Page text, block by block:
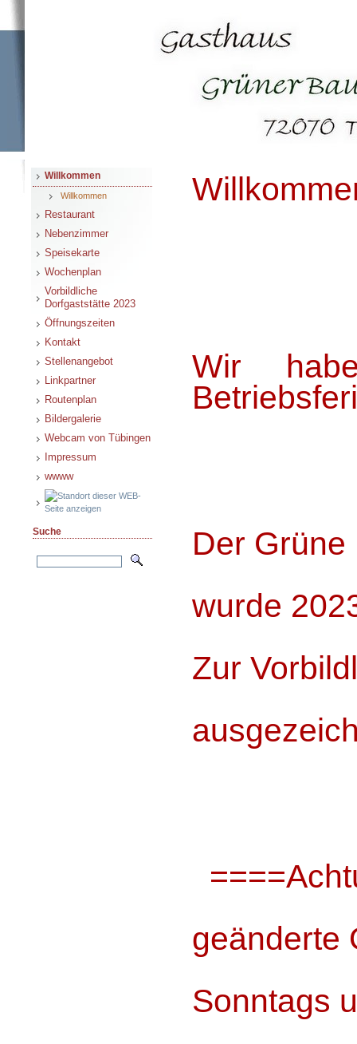
Willkommen
Willkommen
Restaurant
Nebenzimmer
Speisekarte
Wochenplan
Vorbildliche
Dorfgaststätte 2023
Öffnungszeiten
Kontakt
Stellenangebot
Linkpartner
Routenplan
Bildergalerie
Webcam von Tübingen
Impressum
wwww
Suche
Wir
Der
wurde
Zur
geänderte
Sonntags